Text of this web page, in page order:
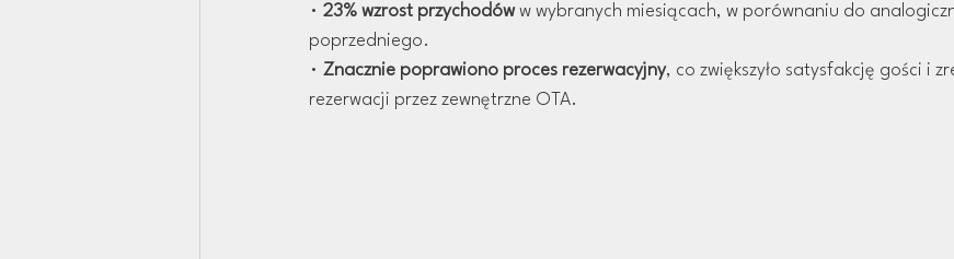
• 23% wzrost przychodów w wybranych miesiącach, w porównaniu do
poprzedniego.
• Znacznie poprawiono proces rezerwacyjny, co zwiększyło satysfakcję gości i
rezerwacji przez zewnętrzne OTA.